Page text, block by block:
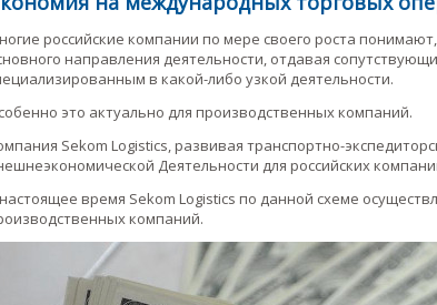
российские компании по мере своего роста
направления деятельности, отдавая
в какой-либо узкой деятельности.
это актуально для производственных компаний.
Sekom Logistics, развивая транспортно-
Деятельности для российских
время Sekom Logistics по данной схеме
компаний.